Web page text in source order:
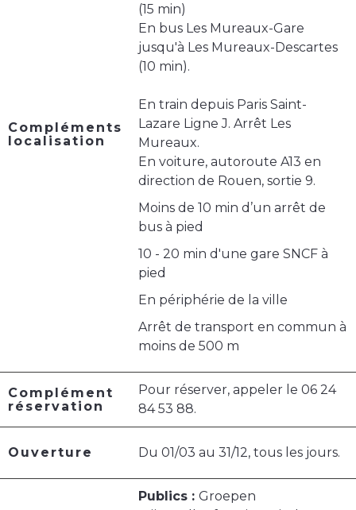
Compléments
localisation
(15 min)
En bus Les Mureaux-Gare
jusqu'à Les Mureaux-Descartes
(10 min).
En train depuis Paris Saint-
Lazare Ligne J. Arrêt Les
Mureaux.
En voiture, autoroute A13 en
direction de Rouen, sortie 9.
Moins de 10 min d’un arrêt de
bus à pied
10 - 20 min d'une gare SNCF à
pied
En périphérie de la ville
Arrêt de transport en commun à
moins de 500 m
Complément
réservation
Pour réserver, appeler le 06 24
84 53 88.
Ouverture Du 01/03 au 31/12, tous les jours.
Publics : Groepen